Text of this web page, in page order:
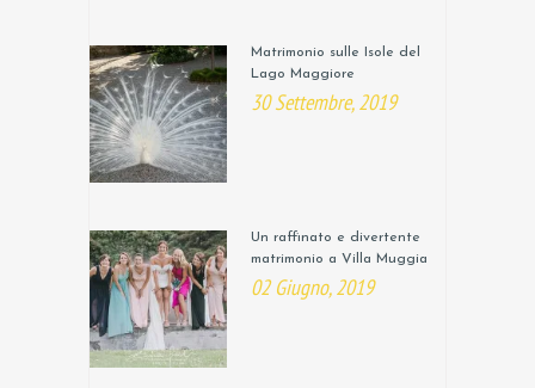
Matrimonio sulle Isole del
Lago Maggiore
30 Settembre, 2019
Un raffinato e divertente
matrimonio a Villa Muggia
02 Giugno, 2019